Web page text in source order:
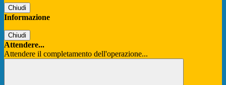
Chiudi
Informazione
Chiudi
Attendere...
Attendere il completamento dell'operazione...